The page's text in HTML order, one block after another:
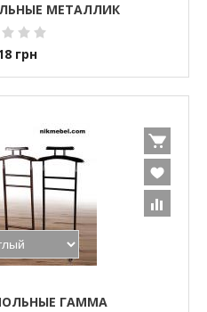
МЕТАЛЛИК
грн
ГАММА